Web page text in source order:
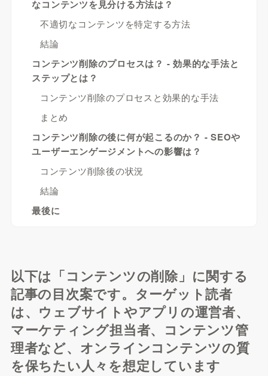
なコンテンツを見分ける方法は？
不適切なコンテンツを特定する方法
結論
コンテンツ削除のプロセスは？ - 効果的な手法と
ステップとは？
コンテンツ削除のプロセスと効果的な手法
まとめ
コンテンツ削除の後に何が起こるのか？ - SEOや
ユーザーエンゲージメントへの影響は？
コンテンツ削除後の状況
結論
最後に
以下は「コンテンツの削除」に関する
記事の目次案です。ターゲット読者
は、ウェブサイトやアプリの運営者、
マーケティング担当者、コンテンツ管
理者など、オンラインコンテンツの質
を保ちたい人々を想定しています